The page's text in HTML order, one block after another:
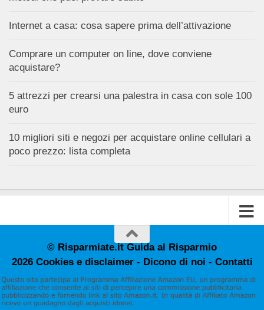
Internet a casa: cosa sapere prima dell’attivazione
Comprare un computer on line, dove conviene
acquistare?
5 attrezzi per crearsi una palestra in casa con sole 100
euro
10 migliori siti e negozi per acquistare online cellulari a
poco prezzo: lista completa
© Risparmiate.it Guida al Risparmio
2026 Cookies e disclaimer- Dicono di noi - Contatti